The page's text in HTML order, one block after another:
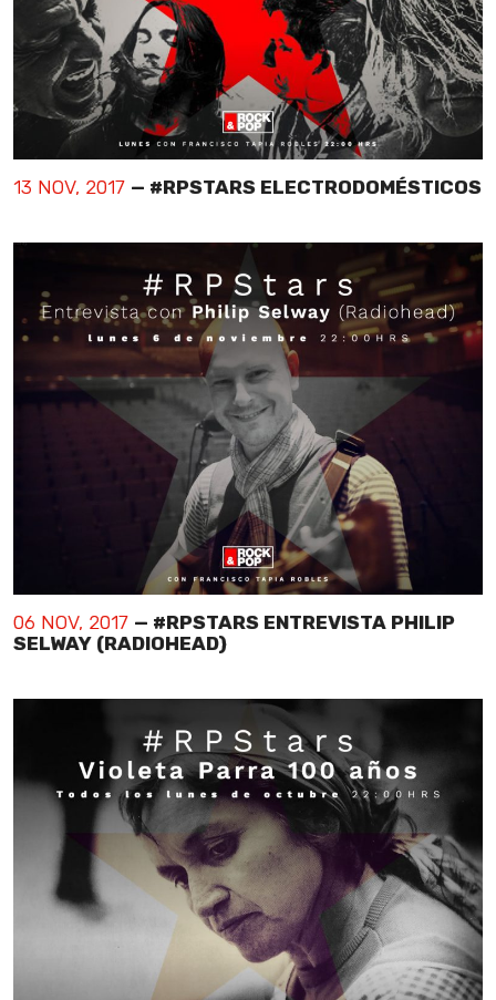
13 NOV, 2017 — #RPSTARS ELECTRODOMÉSTICOS
06 NOV, 2017 — #RPSTARS ENTREVISTA PHILIP
SELWAY (RADIOHEAD)